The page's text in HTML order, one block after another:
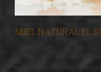
MIEL NATURAL EL
La miel natural de abejas,
nutricional con valor